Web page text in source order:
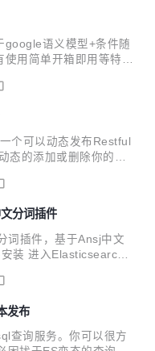
google语义模型+条件随
用简单开箱即用等特
容： 需改歧义词典的格
新词发现模型，针对机
www.nlpcn.org/demo.j
个可以动态发布Restful
态的添加或删除你的依
，如果你需要maven管
执行 java -jar jco
http://localhost:8080/
...
分词插件
词插件，基于Ansj中文
装 进入Elasticsearch
analysis-
升级至3.7.3 elastic
发布
查询服务。你可以很方